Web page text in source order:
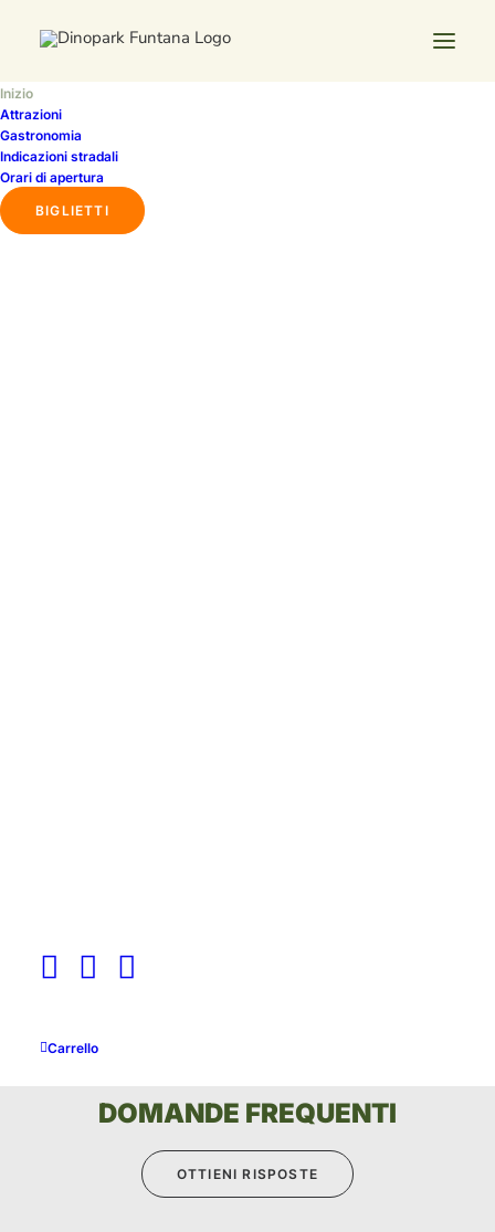
Inizio
Attrazioni
Gastronomia
Indicazioni stradali
Orari di apertura
BIGLIETTI
Carrello
DOMANDE FREQUENTI
OTTIENI RISPOSTE